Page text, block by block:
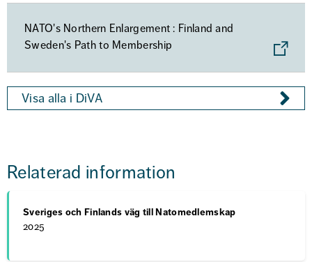
NATO's Northern Enlargement : Finland and
Sweden's Path to Membership
Visa alla i DiVA
Relaterad information
Sveriges och Finlands väg till Natomedlemskap
2025